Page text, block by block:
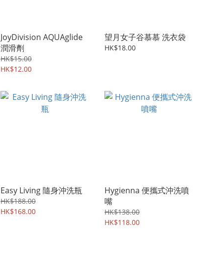
JoyDivision AQUAglide
潤滑劑
HK$15.00
HK$12.00
望月女子谷慕慕 洗衣袋
HK$18.00
Easy Living 隨身沖洗瓶
HK$188.00
HK$168.00
Hygienna 便攜式沖洗噴
嘴
HK$138.00
HK$118.00